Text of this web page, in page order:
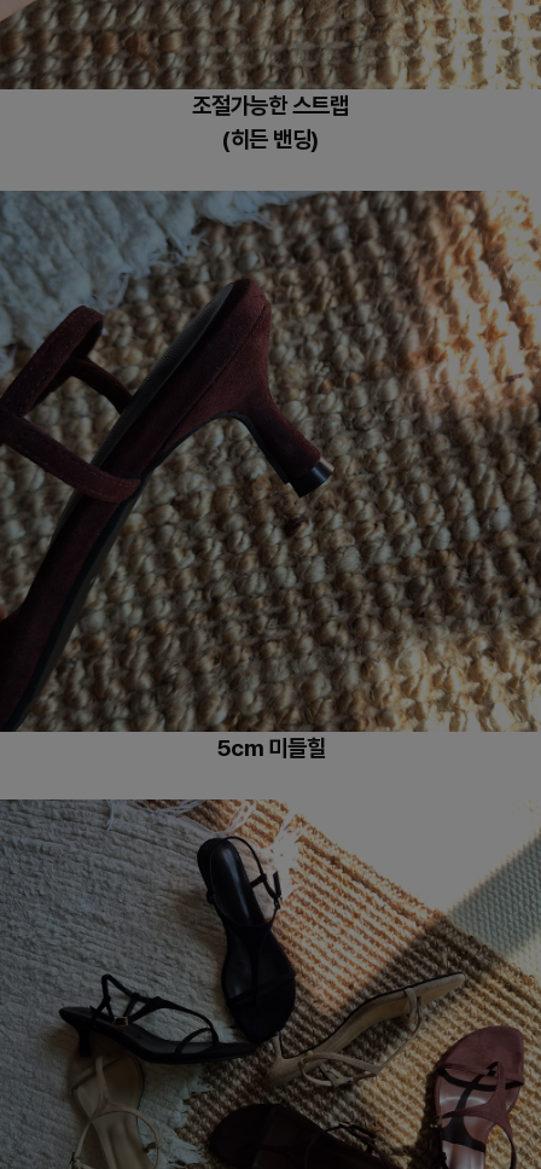
조절가능한 스트랩
(히든 밴딩)
5cm 미들힐